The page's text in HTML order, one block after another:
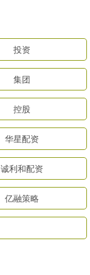
投资
集团
控股
华星配资
诚利和配资
亿融策略